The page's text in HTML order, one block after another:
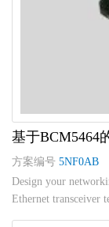
基于BCM5464
方案编号 5NF0AB
Design your
Ethernet transceiver